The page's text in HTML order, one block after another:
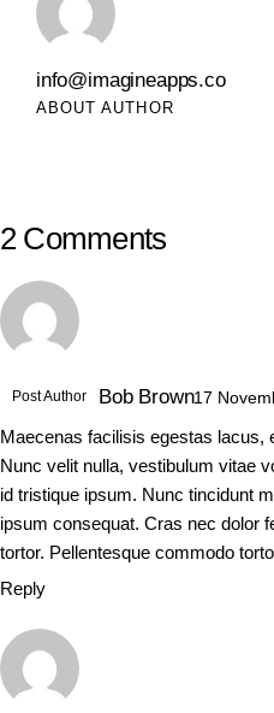
info@imagineapps.co
ABOUT AUTHOR
2 Comments
Post Author Bob Brown17
Maecenas facilisis egestas lacus,
Nunc velit nulla, vestibulum vitae
id tristique ipsum. Nunc tincidunt
ipsum consequat. Cras nec dolor
tortor. Pellentesque commodo
Reply